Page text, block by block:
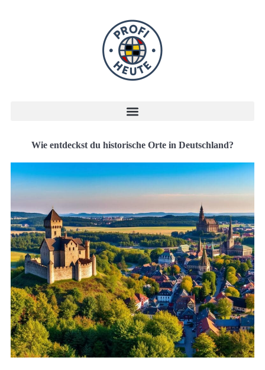
Wie entdeckst du historische Orte in Deutschland?